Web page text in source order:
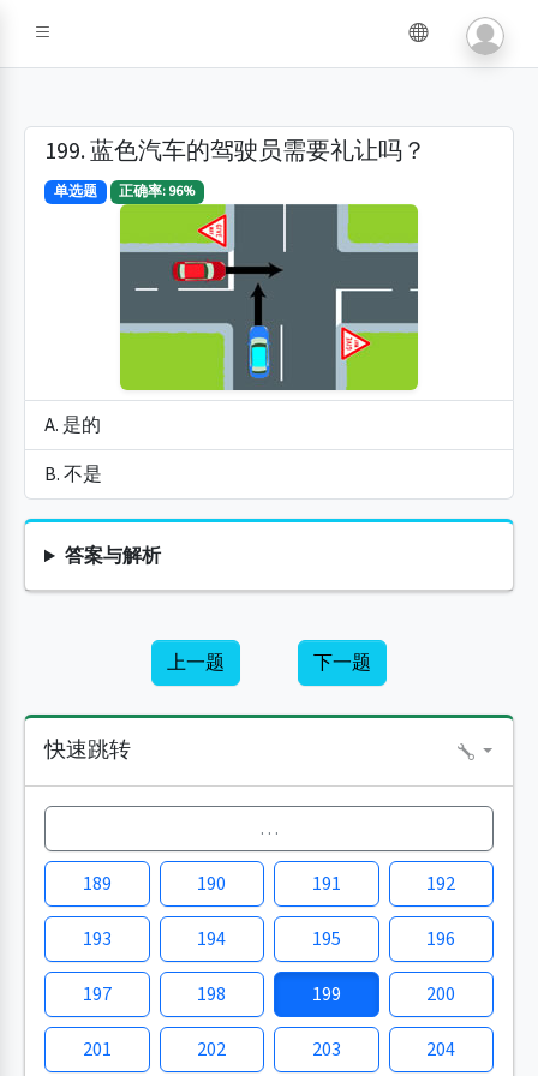
199. 蓝色汽车的驾驶员需要礼让吗？
单选题 正确率: 96%
A. 是的
B. 不是
答案与解析
上一题 下一题
快速跳转
…
189 190 191 192
193 194 195 196
197 198 199 200
201 202 203 204